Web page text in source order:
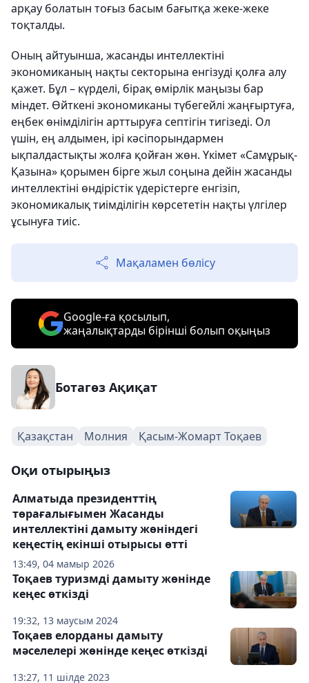
арқау болатын тоғыз басым бағытқа жеке-жеке
тоқталды.
Оның айтуынша, жасанды интеллектіні
экономиканың нақты секторына енгізуді қолға алу
қажет. Бұл – күрделі, бірақ өмірлік маңызы бар
міндет. Өйткені экономиканы түбегейлі жаңғыртуға,
еңбек өнімділігін арттыруға септігін тигізеді. Ол
үшін, ең алдымен, ірі кәсіпорындармен
ықпалдастықты жолға қойған жөн. Үкімет «Самұрық-
Қазына» қорымен бірге жыл соңына дейін жасанды
интеллектіні өндірістік үдерістерге енгізіп,
экономикалық тиімділігін көрсететін нақты үлгілер
ұсынуға тиіс.
Мақаламен бөлісу
Google-ға қосылып,
жаңалықтарды бірінші болып оқыңыз
Ботагөз Ақиқат
Қазақстан Молния Қасым-Жомарт Тоқаев
Оқи отырыңыз
13:49, 04 мамыр 2026
Алматыда президенттің
төрағалығымен Жасанды
интеллектіні дамыту жөніндегі
кеңестің екінші отырысы өтті
19:32, 13 маусым 2024
Тоқаев туризмді дамыту жөнінде
кеңес өткізді
13:27, 11 шілде 2023
Тоқаев елорданы дамыту
мәселелері жөнінде кеңес өткізді